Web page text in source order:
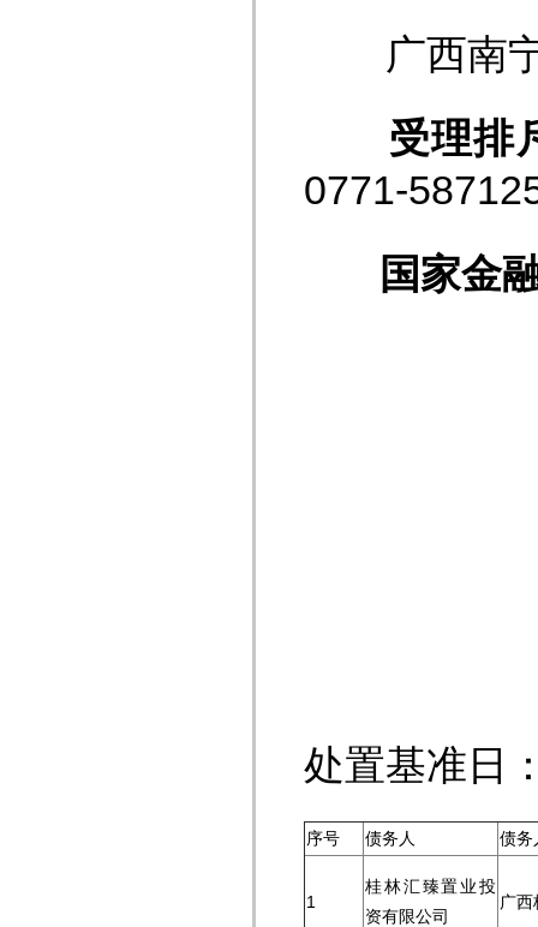
广西南宁
受理排
0771-
国家金融
处置基准日
序号 债务人 债务
1
桂林汇臻置业投
资有限公司
广